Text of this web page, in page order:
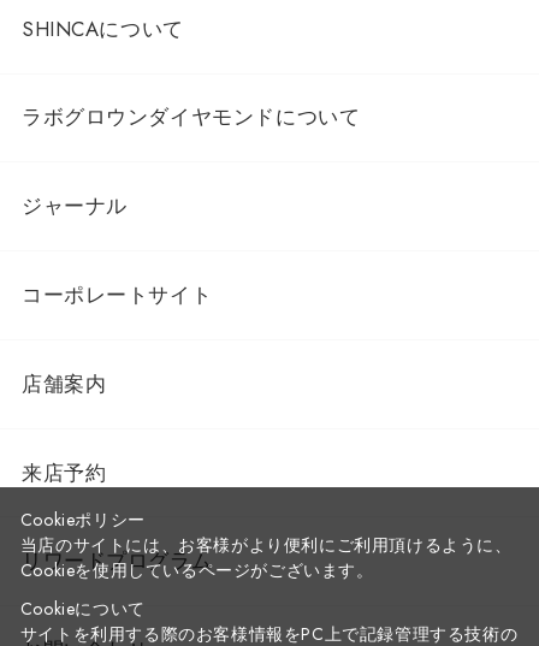
SHINCAについて
ラボグロウンダイヤモンドについて
ジャーナル
コーポレートサイト
店舗案内
来店予約
リワードプログラム
Cookieポリシー
当店のサイトには、お客様がより便利にご利用頂けるように、
Cookieを使用しているページがございます。
Cookieについて
サイトを利用する際のお客様情報をPC上で記録管理する技術の